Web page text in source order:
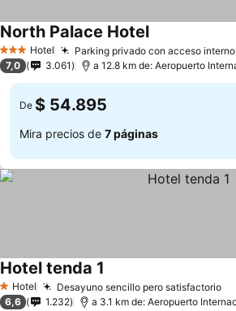
3 Estrellas
Hotel Parking privado con acceso interno
North Palace Hotel
7,0 3.061
De $ 54.895
Mira precios de 7 páginas
1 Estrellas
Hotel Desayuno sencillo pero satisfactorio
Hotel tenda 1
6,6 1.232